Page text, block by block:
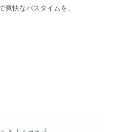
爽快なバスタイムを。